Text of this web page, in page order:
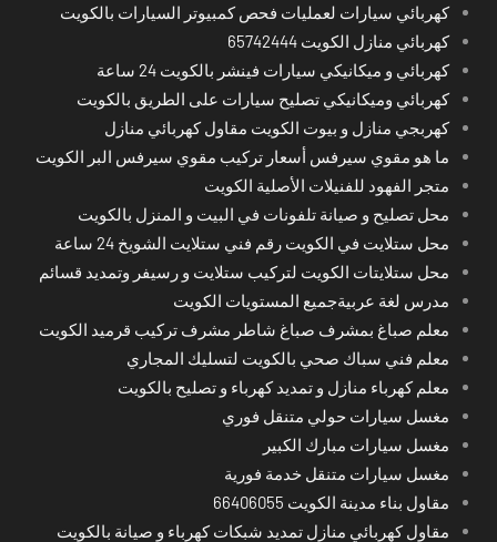
كهربائي سيارات لعمليات فحص كمبيوتر السيارات بالكويت
كهربائي منازل الكويت 65742444
كهربائي و ميكانيكي سيارات فينشر بالكويت 24 ساعة
كهربائي وميكانيكي تصليح سيارات على الطريق بالكويت
كهربجي منازل و بيوت الكويت مقاول كهربائي منازل
ما هو مقوي سيرفس أسعار تركيب مقوي سيرفس البر الكويت
متجر الفهود للفنيلات الأصلية الكويت
محل تصليح و صيانة تلفونات في البيت و المنزل بالكويت
محل ستلايت في الكويت رقم فني ستلايت الشويخ 24 ساعة
محل ستلايتات الكويت لتركيب ستلايت و رسيفر وتمديد قسائم
مدرس لغة عربيةجميع المستويات الكويت
معلم صباغ بمشرف صباغ شاطر مشرف تركيب قرميد الكويت
معلم فني سباك صحي بالكويت لتسليك المجاري
معلم كهرباء منازل و تمديد كهرباء و تصليح بالكويت
مغسل سيارات حولي متنقل فوري
مغسل سيارات مبارك الكبير
مغسل سيارات متنقل خدمة فورية
مقاول بناء مدينة الكويت 66406055
مقاول كهربائي منازل تمديد شبكات كهرباء و صيانة بالكويت